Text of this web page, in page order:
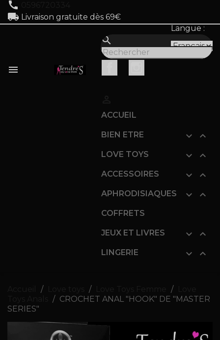
call
local_shipping Livraison gratuite dès 69€
Langue :

search
ACCUEIL
 
BIEN ETRE
 
LOVE TOYS
 
ACCESSOIRES
 
APHRODISIAQUES
COFFRETS
 
JEUX ET LIVRES
 
LINGERIE
CROCHET ANAL "HOOK" DE "MASTER
SERIES"